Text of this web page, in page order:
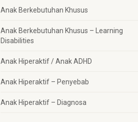
Anak Berkebutuhan Khusus
Anak Berkebutuhan Khusus – Learning
Disabilities
Anak Hiperaktif / Anak ADHD
Anak Hiperaktif – Penyebab
Anak Hiperaktif – Diagnosa